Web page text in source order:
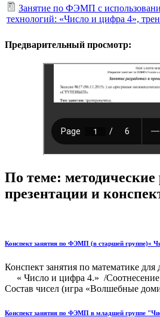
Занятие по ФЭМП с
технологий: «Число и цифра 4»,
Предварительный просмотр:
По теме: методические
презентации и
Конспект занятия по ФЭМП (в старшей группе)«
Конспект занятия по математике
« Число и цифра 4.» /Соотнесение
Состав чисел (игра «Волшебные
Конспект занятия по ФЭМП в младшей группе